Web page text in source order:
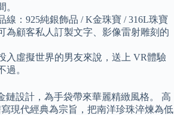
。
線：925純銀飾品 / K金珠寶 / 316L珠寶
為顧客私人訂製文字、影像雷射雕刻的
入虛擬世界的男友來說，送上 VR體驗
過。
鏈設計，為手袋帶來華麗精緻風格。 高
現代經典為宗旨，把南洋珍珠淬煉為低